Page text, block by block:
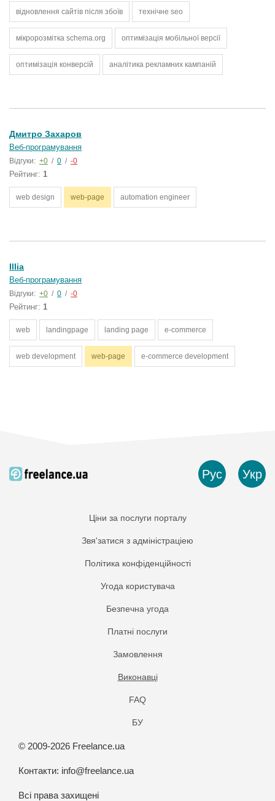
відновлення сайтів після збоїв технічне seo
мікророзмітка schema.org оптимізація мобільної версії
оптимізація конверсій аналітика рекламних кампаній
Дмитро Захаров
Веб-програмування
Відгуки: +0 / 0 / -0
Рейтинг: 1
web design web-page automation engineer
Illia
Веб-програмування
Відгуки: +0 / 0 / -0
Рейтинг: 1
web landingpage landing page e-commerce
web development web-page e-commerce development
Рус Укр
Ціни за послуги порталу
Звя'затися з адміністраціею
Політика конфіденційності
Угода користувача
Безпечна угода
Платнi послуги
Замовлення
Виконавці
FAQ
БУ
© 2009-2026 Freelance.ua
Контакти: info@freelance.ua
Всі права захищені